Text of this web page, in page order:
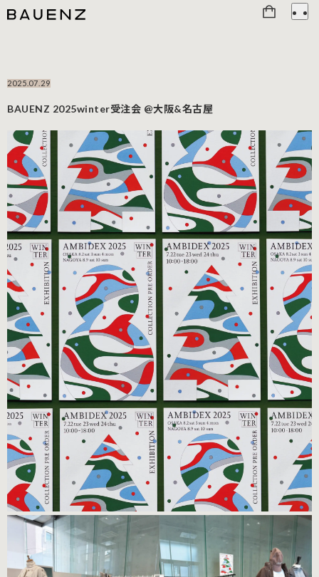
2025.07.29
BAUENZ 2025winter受注会 @大阪&名古屋